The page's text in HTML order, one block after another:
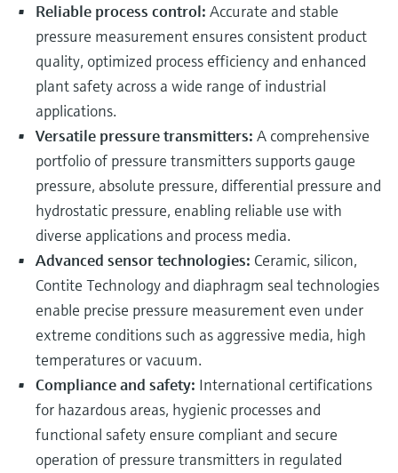
Reliable process control: Accurate and stable
pressure measurement ensures consistent product
quality, optimized process efficiency and enhanced
plant safety across a wide range of industrial
applications.
Versatile pressure transmitters: A comprehensive
portfolio of pressure transmitters supports gauge
pressure, absolute pressure, differential pressure and
hydrostatic pressure, enabling reliable use with
diverse applications and process media.
Advanced sensor technologies: Ceramic, silicon,
Contite Technology and diaphragm seal technologies
enable precise pressure measurement even under
extreme conditions such as aggressive media, high
temperatures or vacuum.
Compliance and safety: International certifications
for hazardous areas, hygienic processes and
functional safety ensure compliant and secure
operation of pressure transmitters in regulated